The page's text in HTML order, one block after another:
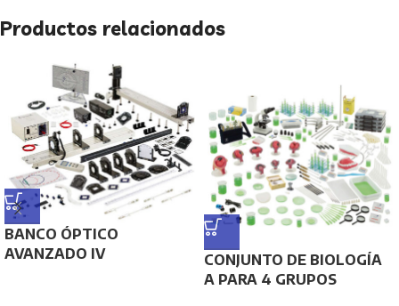
Productos relacionados
BANCO ÓPTICO
AVANZADO IV
CONJUNTO DE BIOLOGÍA
A PARA 4 GRUPOS